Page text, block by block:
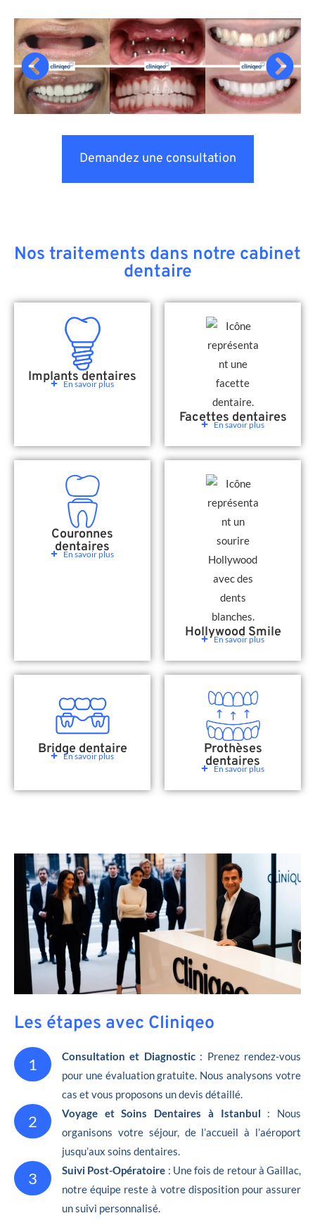
Demandez une consultation
Nos traitements dans notre cabinet
dentaire
Implants dentaires
En savoir plus
Facettes dentaires
En savoir plus
Couronnes
dentaires
En savoir plus
Hollywood Smile
En savoir plus
Bridge dentaire
En savoir plus Prothèses
dentaires
En savoir plus
Les étapes avec Cliniqeo
1 Consultation et Diagnostic: Prenez rendez-vous
pour une évaluation gratuite. Nous analysons votre
cas et vous proposons un devis détaillé.
2 Voyage et Soins Dentaires à Istanbul : Nous
organisons votre séjour, de l’accueil à l’aéroport
jusqu’aux soins dentaires.
3 Suivi Post-Opératoire : Une fois de retour à Gaillac,
notre équipe reste à votre disposition pour assurer
un suivi personnalisé.